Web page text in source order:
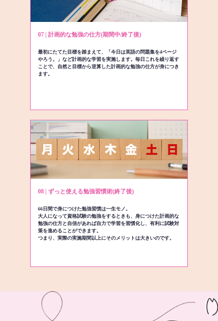
07 | 計画的な勉強の仕方(期間中/終了後)
最初にたてた目標を踏まえて、「今日は英語の問題集を4ページ
やろう。」など計画的な学習を実施します。毎日これを繰り返す
ことで、自然と目標から逆算した計画的な勉強の仕方が身につき
ます。
08 | ずっと使える勉強習慣術(終了後)
66日間で身につけた勉強習慣は一生モノ。
大人になって資格試験の勉強をするときも、身につけた計画的な
勉強の仕方と自信があれば自力で学習を習慣化し、有利に試験対
策を進めることができます。
つまり、実際の実施期間以上にそのメリットは大きいのです。